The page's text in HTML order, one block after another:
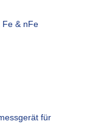
Fe & nFe
für